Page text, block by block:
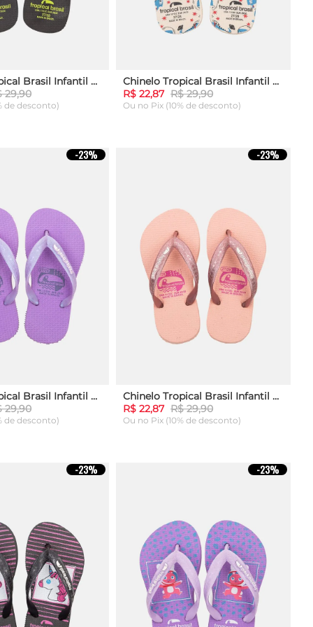
Chinelo Tropical Brasil Infantil Preto
29,90
de desconto)
AO CARRINHO
Chinelo Tropical Brasil Infantil Bege
R$ 22,87 R$ 29,90
Ou no Pix (10% de desconto)
ADICIONAR AO CARRINHO
-23%
Chinelo Tropical Brasil Infantil Roxo
29,90
de desconto)
AO CARRINHO
-23%
Chinelo Tropical Brasil Infantil Rosa
R$ 22,87 R$ 29,90
Ou no Pix (10% de desconto)
ADICIONAR AO CARRINHO
-23% -23%